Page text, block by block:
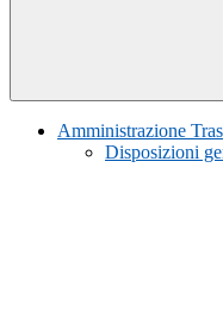
Amministrazione
Disposizioni